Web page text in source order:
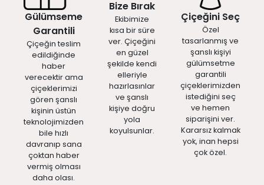
Gülümseme
Garantili
Çiçeğin teslim
edildiğinde
haber
verecektir ama
çiçeklerimizi
gören şanslı
kişinin üstün
teknolojimizden
bile hızlı
davranıp sana
çoktan haber
vermiş olması
daha olası.
Bize Bırak
Ekibimize
kısa bir süre
ver. Çiçeğini
en güzel
şekilde kendi
elleriyle
hazırlasınlar
ve şanslı
kişiye doğru
yola
koyulsunlar.
Çiçeğini Seç
Özel
tasarlanmış ve
şanslı kişiyi
gülümsetme
garantili
çiçeklerimizden
istediğini seç
ve hemen
siparişini ver.
Kararsız kalmak
yok, inan hepsi
çok özel.